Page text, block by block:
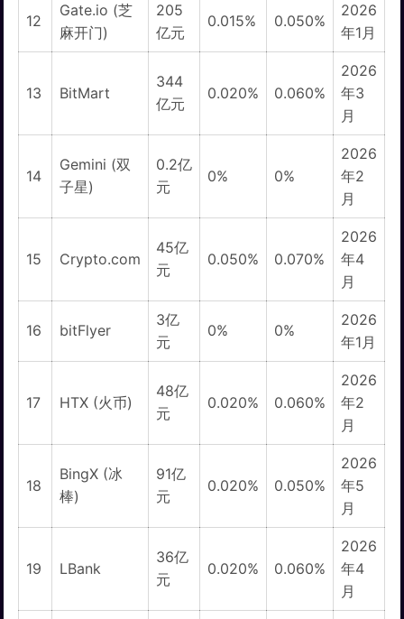
12
Gate.io (芝
麻开门)
205
亿元
0.015% 0.050%
2026
年1月
13 BitMart
344
亿元
0.020% 0.060%
2026
年3
月
14
Gemini (双
子星)
0.2亿
元
0% 0%
2026
年2
月
15 Crypto.com
45亿
元
0.050% 0.070%
2026
年4
月
16 bitFlyer
3亿
元
0% 0%
2026
年1月
17 HTX (火币)
48亿
元
0.020% 0.060%
2026
年2
月
18
BingX (冰
棒)
91亿
元
0.020% 0.050%
2026
年5
月
19 LBank
36亿
元
0.020% 0.060%
2026
年4
月